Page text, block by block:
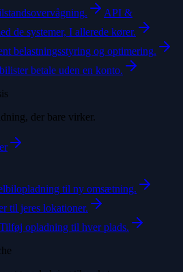
API &
de systemer, I allerede kører.
belastningsstyring og optimering.
betale uden en konto.
der bare virker.
til ny omsætning.
til jeres lokationer.
Tilføj opladning til hver plads.